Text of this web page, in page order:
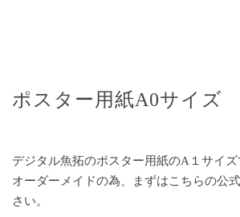
ポスター用紙A0サイズ
デジタル魚拓のポスター用紙のA１サイズ
オーダーメイドの為、まずはこちらの公
さい。